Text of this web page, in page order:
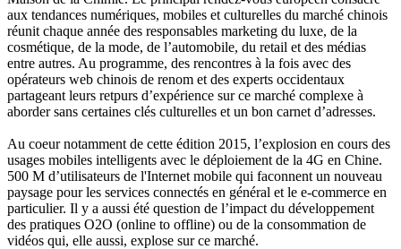
aux tendances numériques, mobiles et culturelles du marché chinois
réunit chaque année des responsables marketing du luxe, de la
cosmétique, de la mode, de l’automobile, du retail et des médias
entre autres. Au programme, des rencontres à la fois avec des
opérateurs web chinois de renom et des experts occidentaux
partageant leurs retpurs d’expérience sur ce marché complexe à
aborder sans certaines clés culturelles et un bon carnet d’adresses.
Au coeur notamment de cette édition 2015, l’explosion en cours des
usages mobiles intelligents avec le déploiement de la 4G en Chine.
500 M d’utilisateurs de l'Internet mobile qui faconnent un nouveau
paysage pour les services connectés en général et le e-commerce en
particulier. Il y a aussi été question de l’impact du développement
des pratiques O2O (online to offline) ou de la consommation de
vidéos qui, elle aussi, explose sur ce marché.